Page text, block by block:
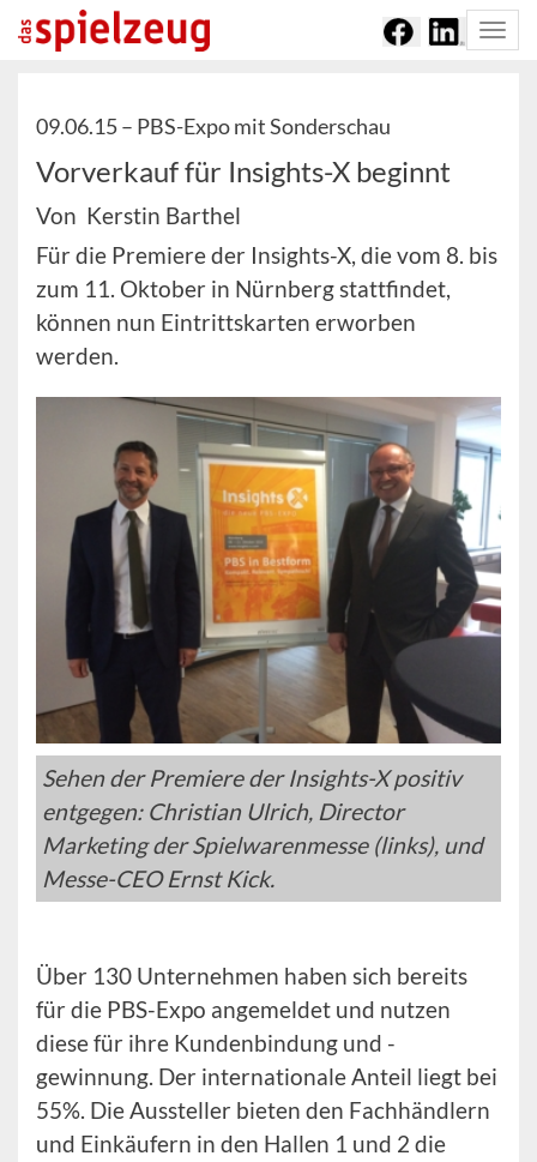
09.06.15 – PBS-Expo mit Sonderschau
Vorverkauf für Insights-X beginnt
Von Kerstin Barthel
Für die Premiere der Insights-X, die vom 8. bis
zum 11. Oktober in Nürnberg stattfindet,
können nun Eintrittskarten erworben
werden.
Sehen der Premiere der Insights-X positiv
entgegen: Christian Ulrich, Director
Marketing der Spielwarenmesse (links), und
Messe-CEO Ernst Kick.
Über 130 Unternehmen haben sich bereits
für die PBS-Expo angemeldet und nutzen
diese für ihre Kundenbindung und -
gewinnung. Der internationale Anteil liegt bei
55%. Die Aussteller bieten den Fachhändlern
und Einkäufern in den Hallen 1 und 2 die